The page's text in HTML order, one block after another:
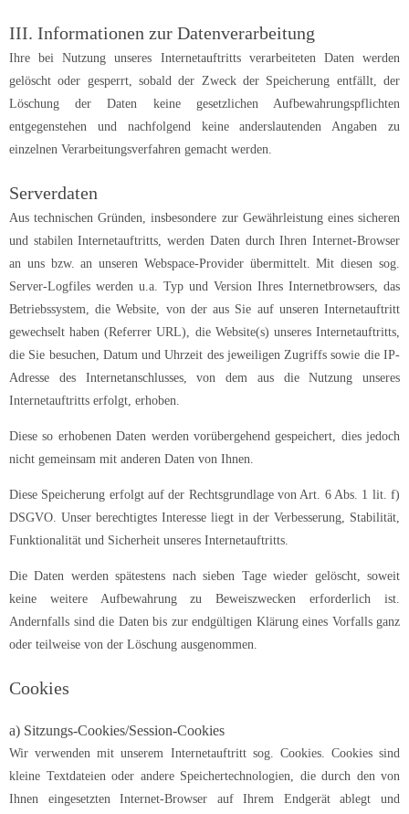
III. Informationen zur Datenverarbeitung
Ihre bei Nutzung unseres Internetauftritts verarbeiteten Daten werden
gelöscht oder gesperrt, sobald der Zweck der Speicherung entfällt, der
Löschung der Daten keine gesetzlichen Aufbewahrungspflichten
entgegenstehen und nachfolgend keine anderslautenden Angaben zu
einzelnen Verarbeitungsverfahren gemacht werden.
Serverdaten
Aus technischen Gründen, insbesondere zur Gewährleistung eines sicheren
und stabilen Internetauftritts, werden Daten durch Ihren Internet-Browser
an uns bzw. an unseren Webspace-Provider übermittelt. Mit diesen sog.
Server-Logfiles werden u.a. Typ und Version Ihres Internetbrowsers, das
Betriebssystem, die Website, von der aus Sie auf unseren Internetauftritt
gewechselt haben (Referrer URL), die Website(s) unseres Internetauftritts,
die Sie besuchen, Datum und Uhrzeit des jeweiligen Zugriffs sowie die IP-
Adresse des Internetanschlusses, von dem aus die Nutzung unseres
Internetauftritts erfolgt, erhoben.
Diese so erhobenen Daten werden vorübergehend gespeichert, dies jedoch
nicht gemeinsam mit anderen Daten von Ihnen.
Diese Speicherung erfolgt auf der Rechtsgrundlage von Art. 6 Abs. 1 lit. f)
DSGVO. Unser berechtigtes Interesse liegt in der Verbesserung, Stabilität,
Funktionalität und Sicherheit unseres Internetauftritts.
Die Daten werden spätestens nach sieben Tage wieder gelöscht, soweit
keine weitere Aufbewahrung zu Beweiszwecken erforderlich ist.
Andernfalls sind die Daten bis zur endgültigen Klärung eines Vorfalls ganz
oder teilweise von der Löschung ausgenommen.
Cookies
a) Sitzungs-Cookies/Session-Cookies
Wir verwenden mit unserem Internetauftritt sog. Cookies. Cookies sind
kleine Textdateien oder andere Speichertechnologien, die durch den von
Ihnen eingesetzten Internet-Browser auf Ihrem Endgerät ablegt und